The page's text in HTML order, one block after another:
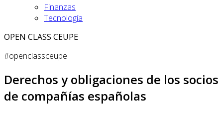
Finanzas
Tecnología
OPEN CLASS CEUPE
#openclassceupe
Derechos y obligaciones de los socios
de compañías españolas